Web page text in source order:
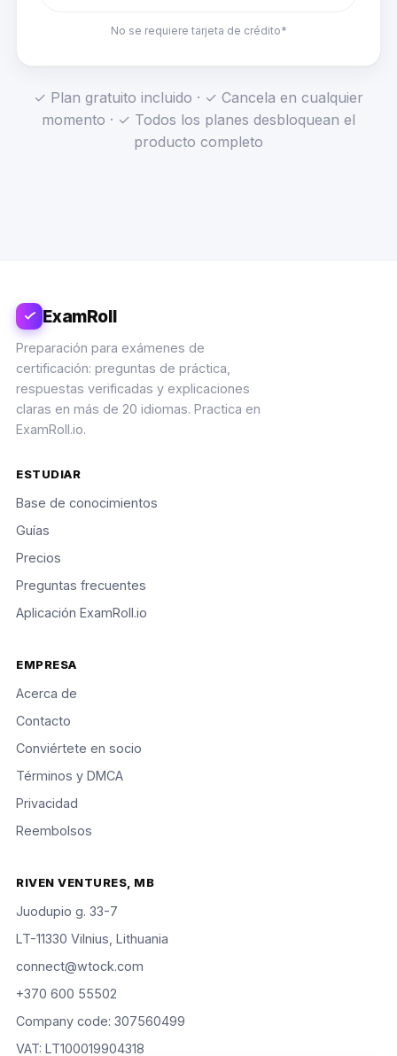
No se requiere tarjeta de crédito*
✓ Plan gratuito incluido · ✓ Cancela en cualquier
momento · ✓ Todos los planes desbloquean el
producto completo
ExamRoll
Preparación para exámenes de
certificación: preguntas de práctica,
respuestas verificadas y explicaciones
claras en más de 20 idiomas. Practica en
ExamRoll.io.
ESTUDIAR
Base de conocimientos
Guías
Precios
Preguntas frecuentes
Aplicación ExamRoll.io
EMPRESA
Acerca de
Contacto
Conviértete en socio
Términos y DMCA
Privacidad
Reembolsos
RIVEN VENTURES, MB
Juodupio g. 33-7
LT-11330 Vilnius, Lithuania
connect@wtock.com
+370 600 55502
Company code: 307560499
VAT: LT100019904318